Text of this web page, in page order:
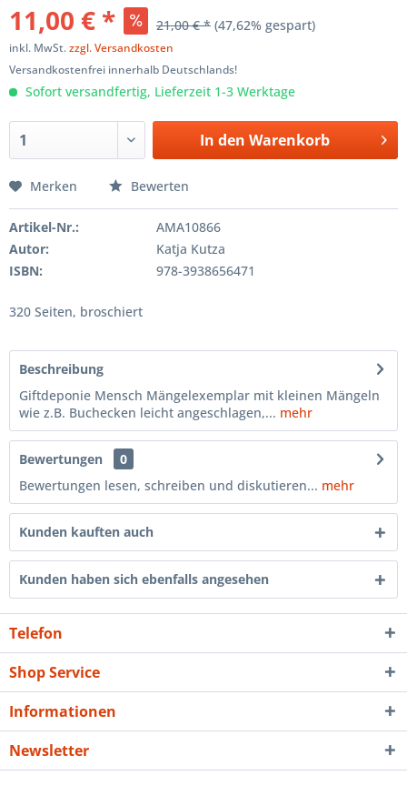
11,00 € * 21,00 € * (47,62% gespart)
inkl. MwSt.zzgl. Versandkosten
Versandkostenfrei innerhalb Deutschlands!
Sofort versandfertig, Lieferzeit 1-3 Werktage
In den Warenkorb
Merken Bewerten
Artikel-Nr.:
AMA10866
Autor:
Katja Kutza
ISBN:
978-3938656471
320 Seiten, broschiert
Beschreibung
Giftdeponie Mensch Mängelexemplar mit kleinen Mängeln
wie z.B. Buchecken leicht angeschlagen,... mehr
Bewertungen
0
Bewertungen lesen, schreiben und diskutieren... mehr
Kunden kauften auch
Kunden haben sich ebenfalls angesehen
Telefon
Shop Service
Informationen
Newsletter